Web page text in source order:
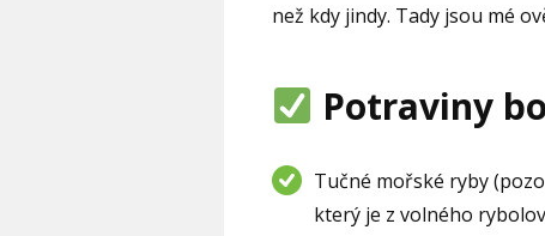
než kdy jindy. Tady jsou mé
Potraviny
Tučné mořské ryby
který je z volného